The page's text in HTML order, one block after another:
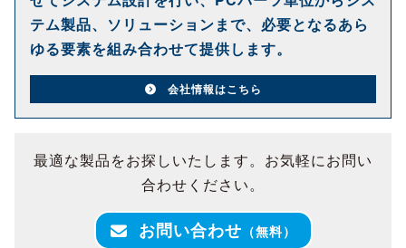
テム製品、ソリューションまで、必要となるあら
ゆる要素を組み合わせて提供します。
会社情報はこちら
最適な製品をお探しいたします。お気軽にお問い
合わせください。
お問い合わせ （無料）